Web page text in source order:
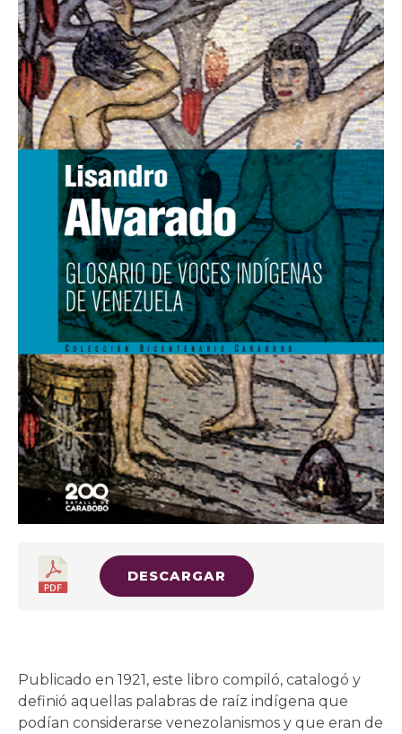
DESCARGAR
Publicado en 1921, este libro compiló, catalogó y
definió aquellas palabras de raíz indígena que
podían considerarse venezolanismos y que eran de